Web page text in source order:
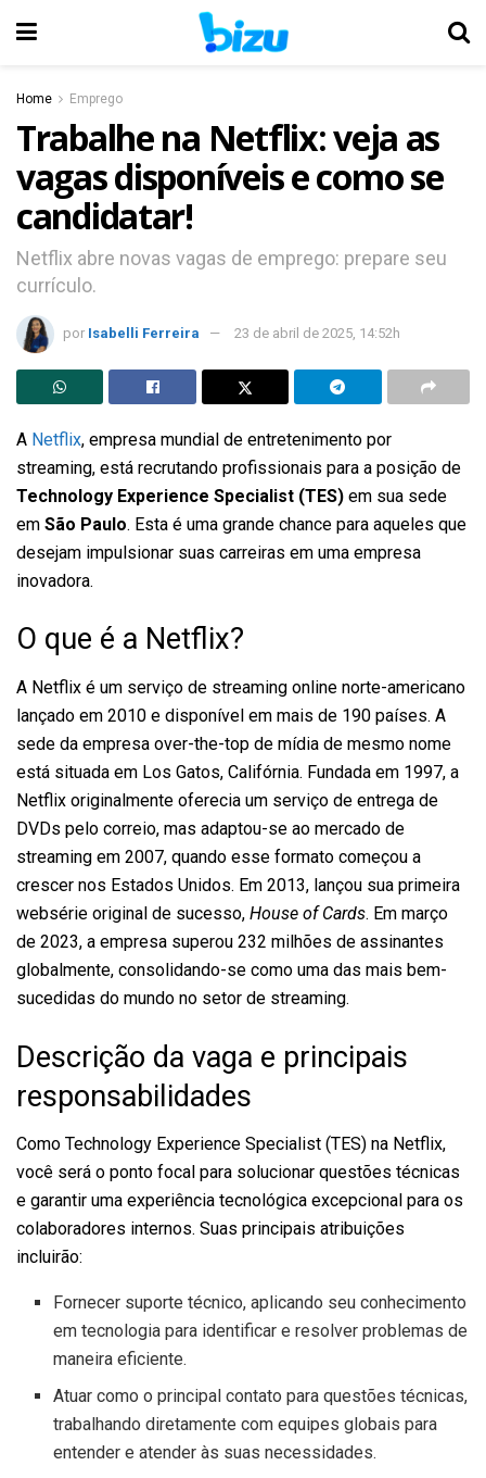
Home Emprego
Trabalhe na Netflix: veja as
vagas disponíveis e como se
candidatar!
Netflix abre novas vagas de emprego: prepare seu
currículo.
por Isabelli Ferreira 23 de abril de 2025, 14:52h
A Netflix, empresa mundial de entretenimento por
streaming, está recrutando profissionais para a posição de
Technology Experience Specialist (TES) em sua sede
em São Paulo. Esta é uma grande chance para aqueles que
desejam impulsionar suas carreiras em uma empresa
inovadora.
O que é a Netflix?
A Netflix é um serviço de streaming online norte-americano
lançado em 2010 e disponível em mais de 190 países. A
sede da empresa over-the-top de mídia de mesmo nome
está situada em Los Gatos, Califórnia. Fundada em 1997, a
Netflix originalmente oferecia um serviço de entrega de
DVDs pelo correio, mas adaptou-se ao mercado de
streaming em 2007, quando esse formato começou a
crescer nos Estados Unidos. Em 2013, lançou sua primeira
websérie original de sucesso, House of Cards. Em março
de 2023, a empresa superou 232 milhões de assinantes
globalmente, consolidando-se como uma das mais bem-
sucedidas do mundo no setor de streaming.
Descrição da vaga e principais
responsabilidades
Como Technology Experience Specialist (TES) na Netflix,
você será o ponto focal para solucionar questões técnicas
e garantir uma experiência tecnológica excepcional para os
colaboradores internos. Suas principais atribuições
incluirão:
Fornecer suporte técnico, aplicando seu conhecimento
em tecnologia para identificar e resolver problemas de
maneira eficiente.
Atuar como o principal contato para questões técnicas,
trabalhando diretamente com equipes globais para
entender e atender às suas necessidades.